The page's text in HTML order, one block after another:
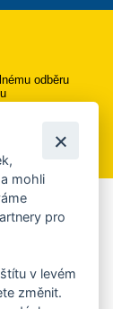
odběru
na
akce?
mohli
pro
v levém
změnit.